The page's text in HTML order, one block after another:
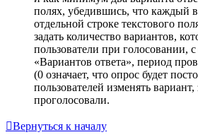
полях, убедившись, что каждый
отдельной строке текстового
задать количество вариантов,
пользователи при голосовании,
«Вариантов ответа», период
(0 означает, что опрос будет
пользователей изменять
проголосовали.
Вернуться к началу